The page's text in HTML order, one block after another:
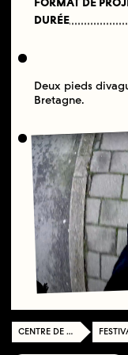
FORMAT DE
DURÉE
Deux pieds
Bretagne.
CENTRE DE DOCUMENTATION FESTIVAL DES